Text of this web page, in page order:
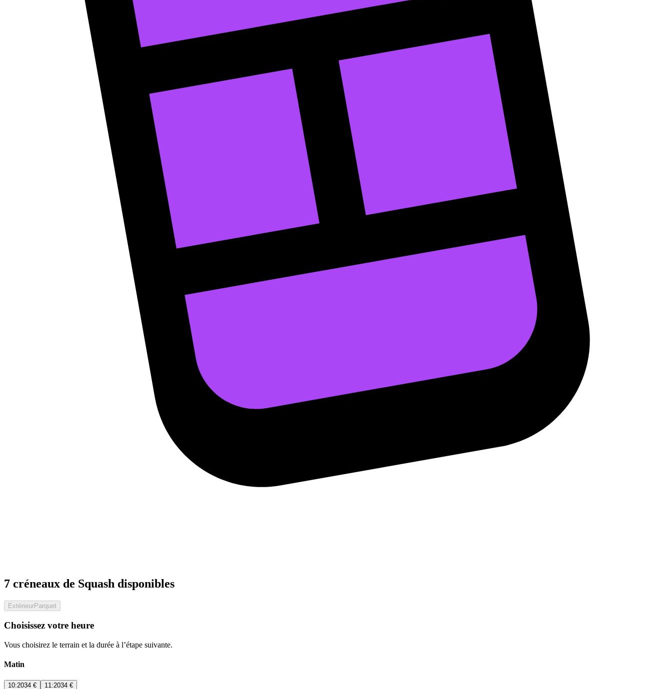
7 créneaux de Squash disponibles
ExtérieurParquet
Choisissez votre heure
Vous choisirez le terrain et la durée à l’étape suivante.
Matin
10:2034 € 11:2034 €